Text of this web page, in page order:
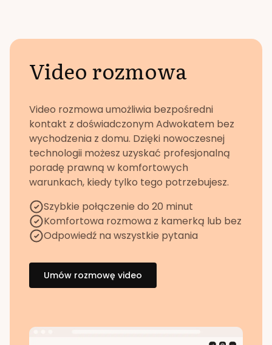
Video rozmowa
Video rozmowa umożliwia bezpośredni
kontakt z doświadczonym Adwokatem bez
wychodzenia z domu. Dzięki nowoczesnej
technologii możesz uzyskać profesjonalną
poradę prawną w komfortowych
warunkach, kiedy tylko tego potrzebujesz.
Szybkie połączenie do 20 minut
Komfortowa rozmowa z kamerką lub bez
Odpowiedź na wszystkie pytania
Umów rozmowę video